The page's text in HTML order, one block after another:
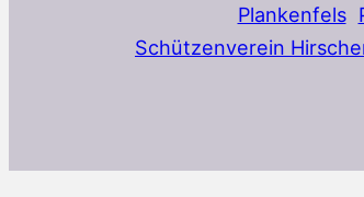
Plankenfels
Schützenverein